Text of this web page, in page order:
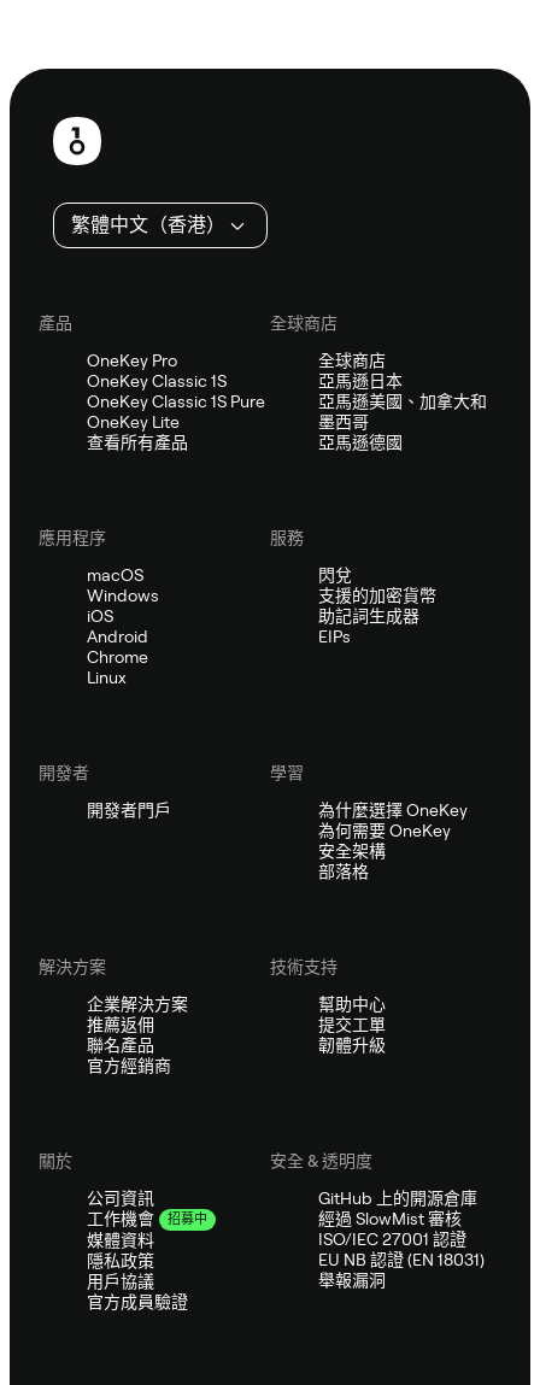
頁
繁體中文（香港）
產品
OneKey Pro
OneKey Classic 1S
OneKey Classic 1S Pure
OneKey Lite
查看所有產品
全球商店
全球商店
亞馬遜日本
亞馬遜美國、加拿大和
墨西哥
亞馬遜德國
應用程序
macOS
Windows
iOS
Android
Chrome
Linux
服務
閃兌
支援的加密貨幣
助記詞生成器
EIPs
開發者
開發者門戶
學習
為什麼選擇 OneKey
為何需要 OneKey
安全架構
部落格
解決方案
企業解決方案
推薦返佣
聯名產品
官方經銷商
技術支持
幫助中心
提交工單
韌體升級
關於
公司資訊
工作機會
招募中
媒體資料
隱私政策
用戶協議
官方成員驗證
安全 & 透明度
GitHub 上的開源倉庫
經過 SlowMist 審核
ISO/IEC 27001 認證
EU NB 認證 (EN 18031)
舉報漏洞